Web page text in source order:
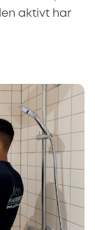
aktivt har